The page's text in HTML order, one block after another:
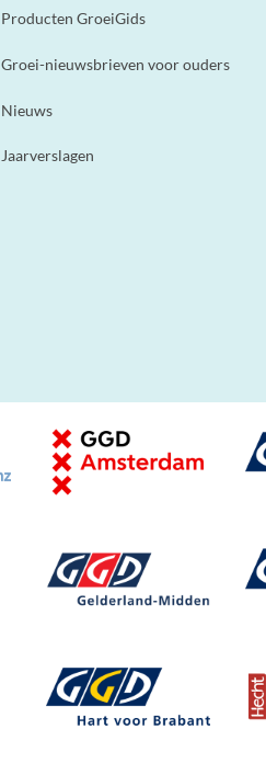
Producten GroeiGids
Groei-nieuwsbrieven voor ouders
Nieuws
Jaarverslagen